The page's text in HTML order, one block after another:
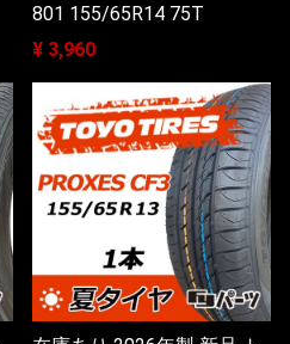
801 155/65R14 75T
¥ 3,960